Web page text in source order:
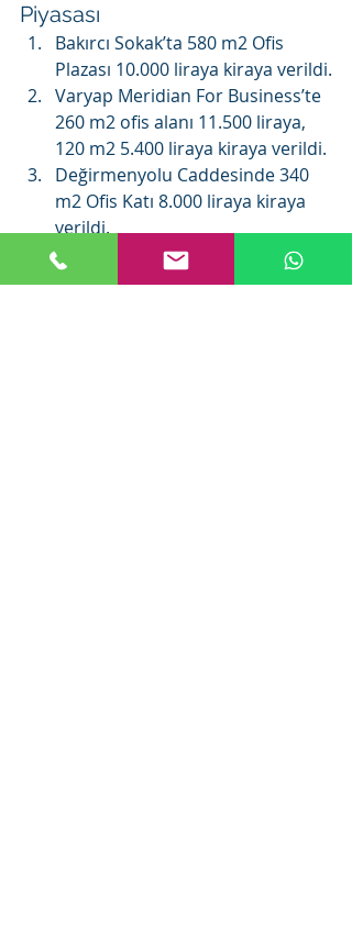
Piyasası
Bakırcı Sokak’ta 580 m2 Ofis
Plazası 10.000 liraya kiraya verildi.
Varyap Meridian For Business’te
260 m2 ofis alanı 11.500 liraya,
120 m2 5.400 liraya kiraya verildi.
Değirmenyolu Caddesinde 340
m2 Ofis Katı 8.000 liraya kiraya
verildi.
Küçükbakkalköy’de 612 m2 Ofis
Katı 17.500 liraya kiraya verildi.